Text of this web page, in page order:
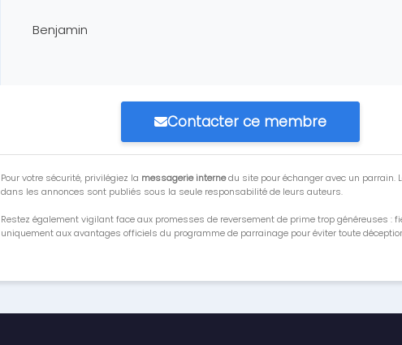
Benjamin
Contacter ce membre
Pour votre sécurité, privilégiez la messagerie internedu site pour échanger avec un parrain.
dans les annonces sont publiés sous la seule responsabilité de leurs auteurs.
Restez également vigilant face aux promesses de reversement de prime trop généreuses :
uniquement aux avantages officiels du programme de parrainage pour éviter toute